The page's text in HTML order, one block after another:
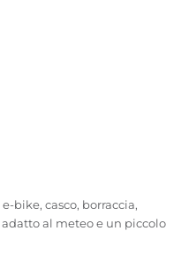
bike, casco, borraccia,
al meteo e un piccolo